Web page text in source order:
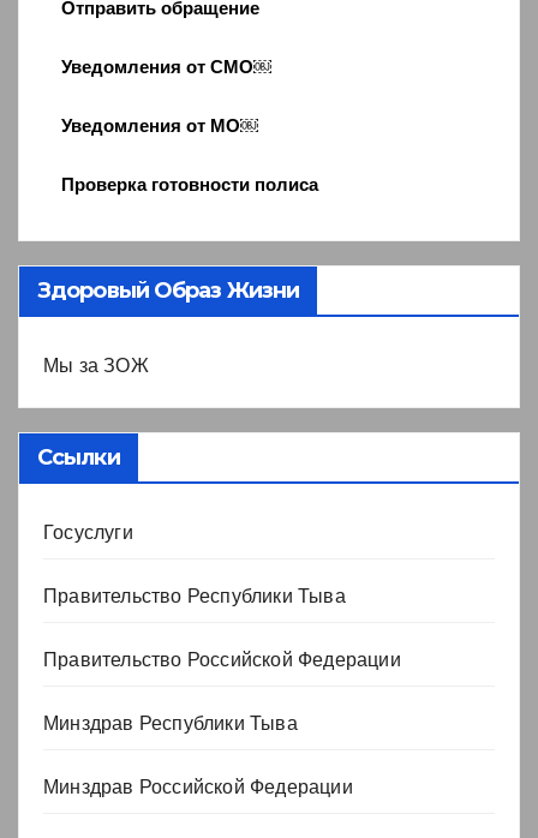
Отправить обращение
Уведомления от СМО￼
Уведомления от МО￼
Проверка готовности полиса
Здоровый Образ Жизни
Мы за ЗОЖ
Ссылки
Госуслуги
Правительство Республики Тыва
Правительство Российской Федерации
Минздрав Республики Тыва
Минздрав Российской Федерации